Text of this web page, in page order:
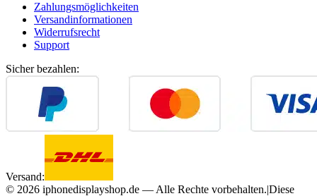
Zahlungsmöglichkeiten
Versandinformationen
Widerrufsrecht
Support
Sicher bezahlen:
Versand:
© 2026 iphonedisplayshop.de — Alle Rechte vorbehalten.|Diese